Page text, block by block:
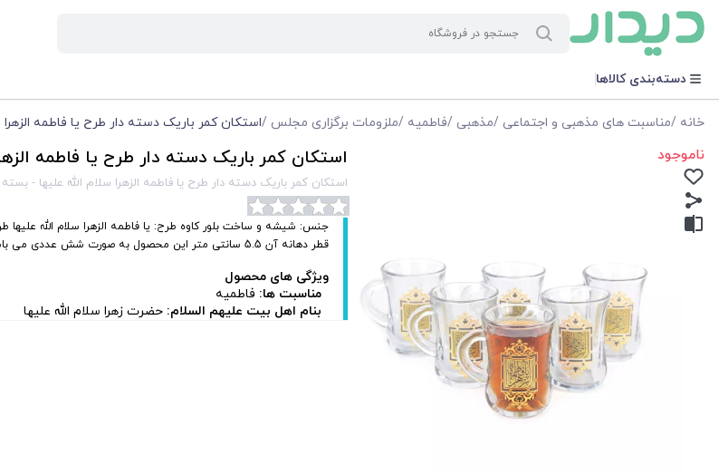
دسته‌بندی کالاها
خانه /مناسبت های مذهبی و اجتماعی /مذهبی /فاطمیه /ملزومات برگزاری مجلس /استکان کمر باریک دسته دار طرح یا فاطمه الزهرا
ناموجود استکان کمر باریک دسته دار طرح یا فاطمه الزهرا
استکان کمر باریک دسته دار طرح یا فاطمه الزهرا سلام الله علیها - بسته 6 عددی
قطر دهانه آن 5.5 سانتی متر این محصول به صورت شش عددی می باشد.
ویژگی های محصول
مناسبت ها: فاطمیه
بنام اهل بیت علیهم السلام: حضرت زهرا سلام الله علیها